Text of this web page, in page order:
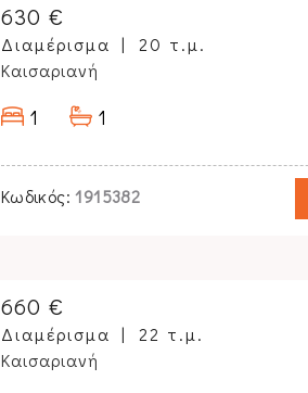
630 €
Διαμέρισμα
20 τ.μ.
Καισαριανή
1 1
Κωδικός: 1915382
660 €
Διαμέρισμα
22 τ.μ.
Καισαριανή